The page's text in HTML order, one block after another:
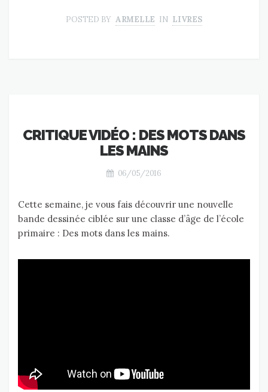
POSTED BY ARMELLE IN LIVRES
CRITIQUE VIDÉO : DES MOTS DANS
LES MAINS
06/05/2016
Cette semaine, je vous fais découvrir une nouvelle
bande dessinée ciblée sur une classe d’âge de l’école
primaire : Des mots dans les mains.